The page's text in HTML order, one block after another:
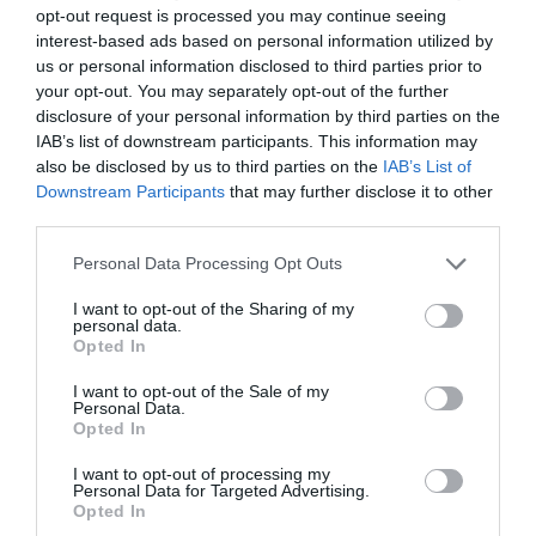
opt-out request is processed you may continue seeing
interest-based ads based on personal information utilized by
us or personal information disclosed to third parties prior to
your opt-out. You may separately opt-out of the further
disclosure of your personal information by third parties on the
IAB’s list of downstream participants. This information may
also be disclosed by us to third parties on the IAB’s List of
Downstream Participants that may further disclose it to other
Personal Data Processing Opt Outs
I want to opt-out of the Sharing of my
personal data.
Opted In
I want to opt-out of the Sale of my
Personal Data.
Opted In
I want to opt-out of processing my
Personal Data for Targeted Advertising.
Opted In
países occidentales, la derecha ha adoptadoestrategias
comunicativas basadas en la provocación, la
descalificación y la teatralización del conflicto. La
lógica es simple: en un ecosistema mediático saturado,
quien grita más fuerte obtiene más atención. Y en un
clima político polarizado, la atención se traduce en
influencia. De los Santos encaja, según sus críticos, en
este patrón global: un político que entiende que la
con un argumento.
para otros es un síntoma de decadencia moral. La mala
educación no se percibe como un rasgo personal, sino
como una renuncia colectiva a los valores que deberían
sostener la vida democrática: el respeto, la escucha, la